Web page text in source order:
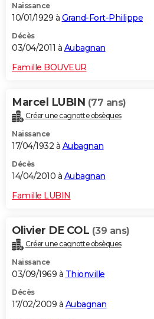
Naissance
10/01/1929 à Grand-Fort-Philippe
Décès
03/04/2011 à Aubagnan
Famille BOUVEUR
Marcel LUBIN (77 ans)
Créer une cagnotte obsèques
Naissance
17/04/1932 à Aubagnan
Décès
14/04/2010 à Aubagnan
Famille LUBIN
Olivier DE COL (39 ans)
Créer une cagnotte obsèques
Naissance
03/09/1969 à Thionville
Décès
17/02/2009 à Aubagnan